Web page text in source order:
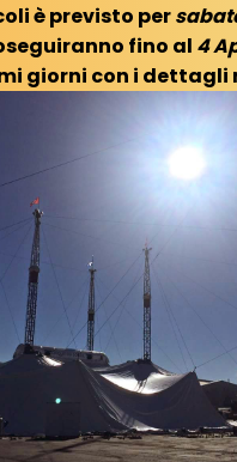
è previsto per
fino al 4
giorni con i